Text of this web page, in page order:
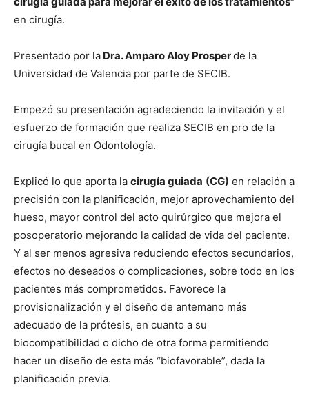
en cirugía.
Presentado por la Dra. Amparo Aloy Prosperde la
Universidad de Valencia por parte de SECIB.
Empezó su presentación agradeciendo la invitación y el
esfuerzo de formación que realiza SECIB en pro de la
cirugía bucal en Odontología.
Explicó lo que aporta la cirugía guiada (CG) en relación a
precisión con la planificación, mejor aprovechamiento del
hueso, mayor control del acto quirúrgico que mejora el
posoperatorio mejorando la calidad de vida del paciente.
Y al ser menos agresiva reduciendo efectos secundarios,
efectos no deseados o complicaciones, sobre todo en los
pacientes más comprometidos. Favorece la
provisionalización y el diseño de antemano más
adecuado de la prótesis, en cuanto a su
biocompatibilidad o dicho de otra forma permitiendo
hacer un diseño de esta más “biofavorable”, dada la
planificación previa.